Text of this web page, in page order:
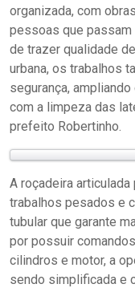
organizada, com
pessoas que passam
de trazer qualidade
urbana, os trabalhos
segurança,
com a limpeza das
prefeito Robertinho.
A roçadeira
trabalhos pesados e
tubular que garante
por possuir
cilindros e motor, a
sendo simplificada e